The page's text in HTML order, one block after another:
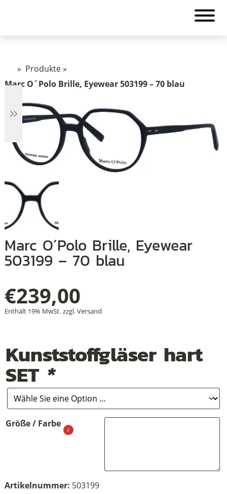
» Produkte»
Marc O´Polo Brille, Eyewear 503199 – 70 blau
Marc O´Polo Brille, Eyewear
503199 – 70 blau
€239,00
Enthält 19% MwSt. zzgl.Versand
Kunststoffgläser hart
SET *
Größe / Farbe
Artikelnummer: 503199
+
+